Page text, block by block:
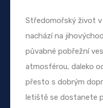
Středomořský život v
nachází na
půvabné pobřežní
atmosférou, daleko
přesto s dobrým
letiště se dostanete